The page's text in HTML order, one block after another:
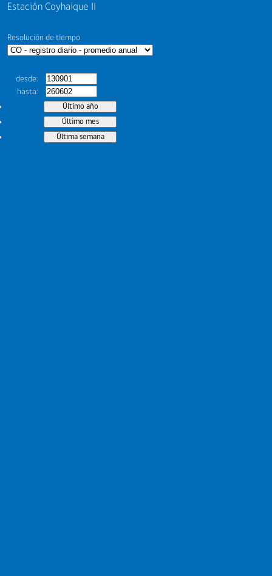
Estación Coyhaique II
Resolución de tiempo
desde
hasta